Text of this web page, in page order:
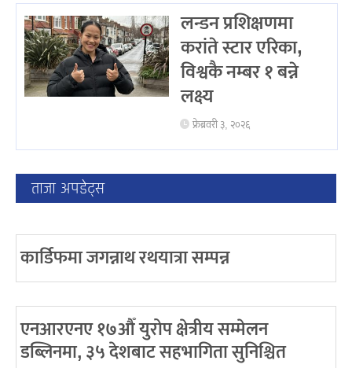
लन्डन प्रशिक्षणमा
करांते स्टार एरिका,
विश्वकै नम्बर १ बन्ने
लक्ष्य
फ्रेब्रवरी ३, २०२६
ताजा अपडेट्स
कार्डिफमा जगन्नाथ रथयात्रा सम्पन्न
एनआरएनए १७औँ युरोप क्षेत्रीय सम्मेलन
डब्लिनमा, ३५ देशबाट सहभागिता सुनिश्चित